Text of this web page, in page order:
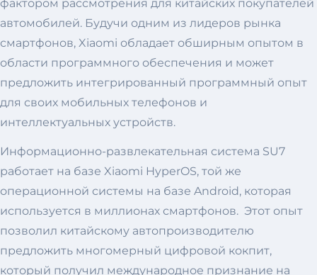
фактором рассмотрения для китайских покупателей
автомобилей. Будучи одним из лидеров рынка
смартфонов, Xiaomi обладает обширным опытом в
области программного обеспечения и может
предложить интегрированный программный опыт
для своих мобильных телефонов и
интеллектуальных устройств.
Информационно-развлекательная система SU7
работает на базе Xiaomi HyperOS, той же
операционной системы на базе Android, которая
используется в миллионах смартфонов. Этот опыт
позволил китайскому автопроизводителю
предложить многомерный цифровой кокпит,
который получил международное признание на